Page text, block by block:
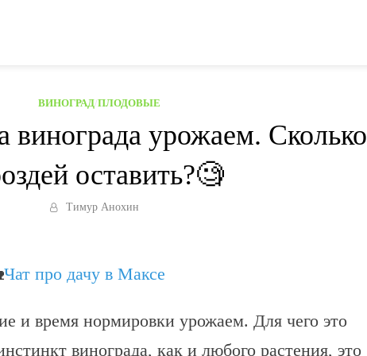
ВИНОГРАД ПЛОДОВЫЕ
винограда урожаем. Сколько
оставить?🧐
Тимур Анохин
Чат про дачу в Максе
и время нормировки урожаем. Для чего это
винограда, как и любого растения, это